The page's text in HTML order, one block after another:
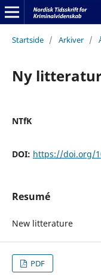
Startside / Arkiver /
Ny
NTfK
DOI: https://doi.org/
Resumé
New litterature
PDF